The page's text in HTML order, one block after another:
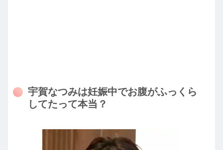
宇賀なつみは妊娠中でお腹がふっくら
してたって本当？